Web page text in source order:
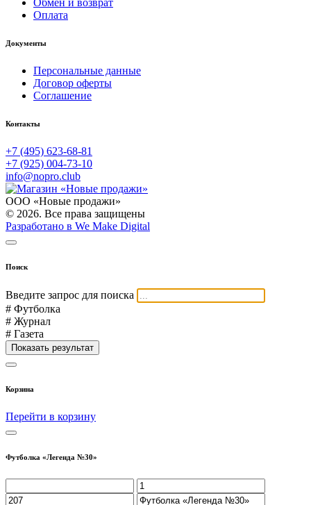
Обмен и возврат
Оплата
Документы
Персональные данные
Договор оферты
Соглашение
Контакты
+7 (495) 623-68-81
+7 (925) 004-73-10
info@nopro.club
ООО «Новые продажи»
© 2026. Все права защищены
Разработано в We Make Digital
Поиск
Введите запрос для поиска
# Футболка
# Журнал
# Газета
Показать результат
Корзина
Перейти в корзину
Футболка «Легенда №30»